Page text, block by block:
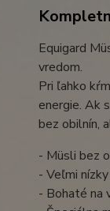
Equigard
vredom.
Pri ľahko
energie. Ak
bez obilnín,
- Müsli bez
- Veľmi
- Bohaté na